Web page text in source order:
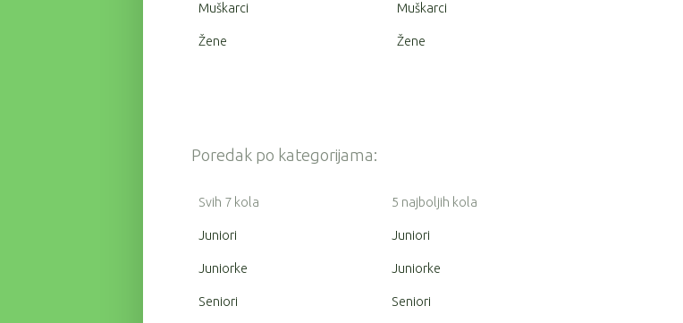
Muškarci Muškarci
Žene Žene
Poredak po kategorijama:
Svih 7 kola 5 najboljih kola
Juniori Juniori
Juniorke Juniorke
Seniori Seniori